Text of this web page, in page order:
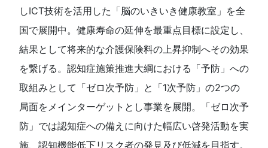
しICT技術を活用した「脳のいきいき健康教室」を全
国で展開中。健康寿命の延伸を最重点目標に設定し、
結果として将来的な介護保険料の上昇抑制へその効果
を繋げる。認知症施策推進大綱における「予防」への
取組みとして「ゼロ次予防」と「1次予防」の2つの
局面をメインターゲットとし事業を展開。「ゼロ次予
防」では認知症への備えに向けた幅広い啓発活動を実
施、認知機能低下リスク者の発見及び低減を目指す。